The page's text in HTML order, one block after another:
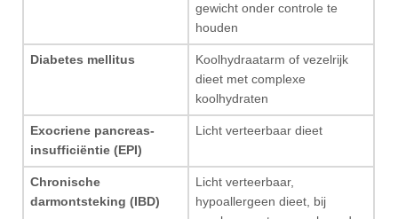
gewicht onder controle te
houden
Diabetes mellitus
Koolhydraatarm of vezelrijk
dieet met complexe
koolhydraten
Exocriene pancreas-
insufficiëntie (EPI)
Licht verteerbaar dieet
Chronische
darmontsteking (IBD)
Licht verteerbaar,
hypoallergeen dieet, bij